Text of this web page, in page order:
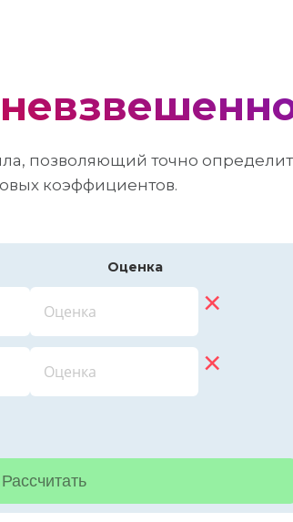
позволяющий точно
коэффициентов.
Оценка
×
×
Рассчитать